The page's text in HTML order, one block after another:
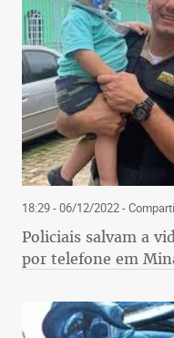
18:29 - 06/12/2022-
Policiais salvam a
por telefone em